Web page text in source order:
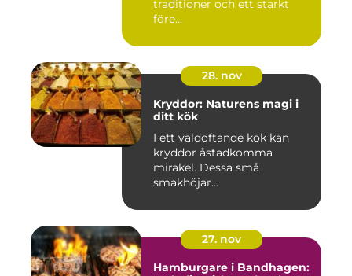
traditioner och ett starkt
före...
28. nov
Kryddor: Naturens magi i
ditt kök
I ett väldoftande kök kan
kryddor åstadkomma
mirakel. Dessa små
smakhöjar...
27. nov
Hamburgare i Bandhagen: